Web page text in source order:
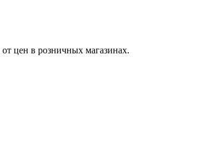
цен в розничных магазинах.